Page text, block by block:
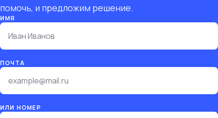
помочь, и предложим решение.
ИМЯ
ПОЧТА
ИЛИ НОМЕР